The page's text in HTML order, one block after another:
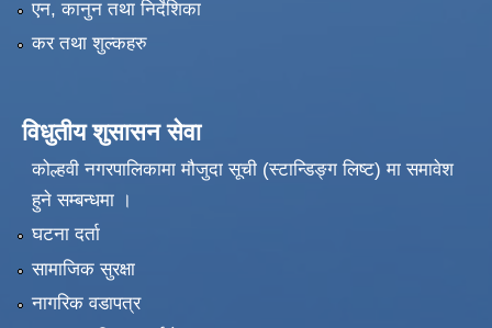
एन, कानुन तथा निर्देशिका
कर तथा शुल्कहरु
विधुतीय शुसासन सेवा
कोल्हवी नगरपालिकामा मौजुदा सूची (स्टान्डिङ्ग लिष्ट) मा समावेश
हुने सम्बन्धमा ।
घटना दर्ता
सामाजिक सुरक्षा
नागरिक वडापत्र